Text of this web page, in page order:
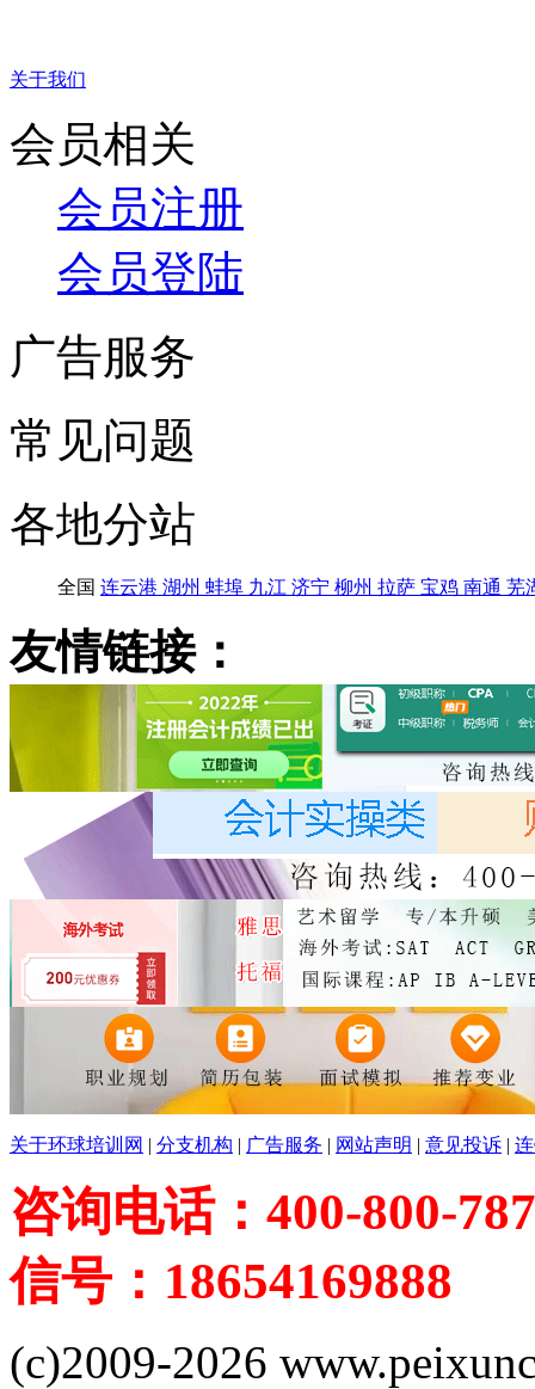
关于我们
会员相关
会员注册
会员登陆
广告服务
常见问题
各地分站
全国 连云港 湖州 蚌埠 九江 济宁 柳州 拉萨 宝鸡 南通 芜
友情链接：
关于环球培训网 | 分支机构 | 广告服务 | 网站声明 | 意见投诉 |
咨询电话：400-800-
信号：18654169888
(c)2009-2026